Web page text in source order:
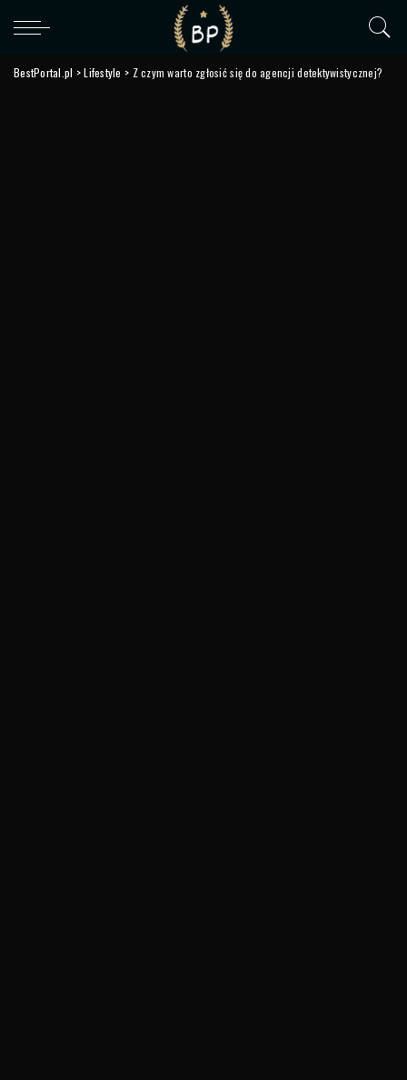
BestPortal.pl >Lifestyle > Z czym warto zgłosić się do agencji detektywistycznej?